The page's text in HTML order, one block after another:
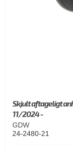
Skjult aftageligt
11/2024 -
GDW
24-2480-21